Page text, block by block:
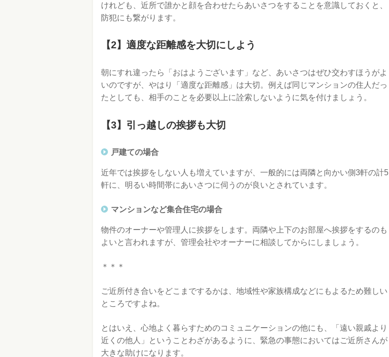
けれども、近所で誰かと顔を合わせたらあいさつをすることを意識しておくと、
防犯にも繋がります。
【2】適度な距離感を大切にしよう
朝にすれ違ったら「おはようございます」など、あいさつはぜひ交わすほうがよ
いのですが、やはり「適度な距離感」は大切。例えば同じマンションの住人だっ
たとしても、相手のことを必要以上に詮索しないように気を付けましょう。
【3】引っ越しの挨拶も大切
戸建ての場合
近年では挨拶をしない人も増えていますが、一般的には両隣と向かい側3軒の計5
軒に、明るい時間帯にあいさつに伺うのが良いとされています。
マンションなど集合住宅の場合
物件のオーナーや管理人に挨拶をします。両隣や上下のお部屋へ挨拶をするのも
よいと言われますが、管理会社やオーナーに相談してからにしましょう。
＊＊＊
ご近所付き合いをどこまでするかは、地域性や家族構成などにもよるため難しい
ところですよね。
とはいえ、心地よく暮らすためのコミュニケーションの他にも、「遠い親戚より
近くの他人」ということわざがあるように、緊急の事態においてはご近所さんが
大きな助けになります。